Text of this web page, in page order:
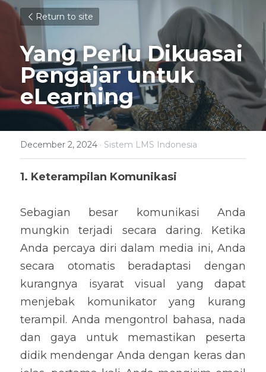
Return to site
Yang Perlu Dikuasai
Pengajar untuk
eLearning
December 2, 2024 · Sistem LMS Indonesia
1. Keterampilan Komunikasi
Sebagian besar komunikasi Anda
mungkin terjadi secara daring. Ketika
Anda percaya diri dalam media ini, Anda
secara otomatis beradaptasi dengan
kurangnya isyarat visual yang dapat
menjebak komunikator yang kurang
terampil. Anda mengontrol bahasa, nada
dan gaya untuk memastikan peserta
didik mendengar Anda dengan keras dan